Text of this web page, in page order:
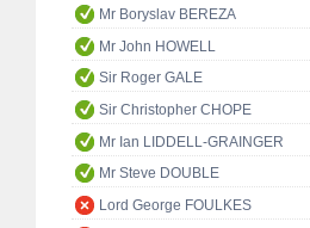
Mr Boryslav BEREZA
Mr John HOWELL
Sir Roger GALE
Sir Christopher CHOPE
Mr Ian LIDDELL-GRAINGER
Mr Steve DOUBLE
Lord George FOULKES